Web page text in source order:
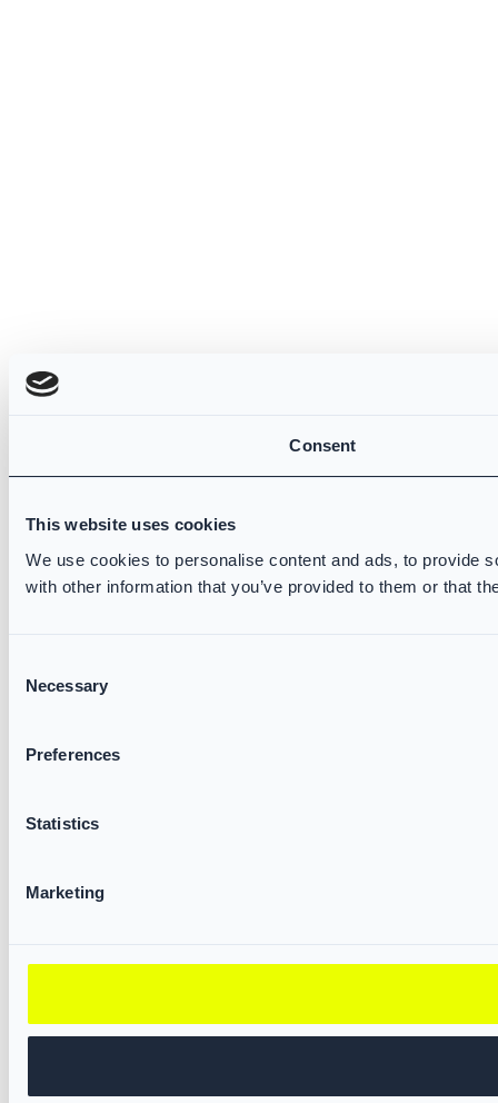
Consent
This website uses cookies
We use cookies to personalise content and ads, to provide
with other information that you’ve provided to them or that
Selection
Necessary
Preferences
Statistics
Marketing